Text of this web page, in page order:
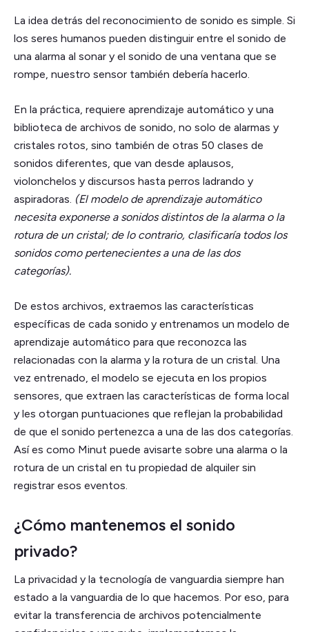
La idea detrás del reconocimiento de sonido es simple. Si
los seres humanos pueden distinguir entre el sonido de
una alarma al sonar y el sonido de una ventana que se
rompe, nuestro sensor también debería hacerlo.
En la práctica, requiere aprendizaje automático y una
biblioteca de archivos de sonido, no solo de alarmas y
cristales rotos, sino también de otras 50 clases de
sonidos diferentes, que van desde aplausos,
violonchelos y discursos hasta perros ladrando y
aspiradoras. (El modelo de aprendizaje automático
necesita exponerse a sonidos distintos de la alarma o la
rotura de un cristal; de lo contrario, clasificaría todos los
sonidos como pertenecientes a una de las dos
categorías).
De estos archivos, extraemos las características
específicas de cada sonido y entrenamos un modelo de
aprendizaje automático para que reconozca las
relacionadas con la alarma y la rotura de un cristal. Una
vez entrenado, el modelo se ejecuta en los propios
sensores, que extraen las características de forma local
y les otorgan puntuaciones que reflejan la probabilidad
de que el sonido pertenezca a una de las dos categorías.
Así es como Minut puede avisarte sobre una alarma o la
rotura de un cristal en tu propiedad de alquiler sin
registrar esos eventos.
¿Cómo mantenemos el sonido
privado?
La privacidad y la tecnología de vanguardia siempre han
estado a la vanguardia de lo que hacemos. Por eso, para
evitar la transferencia de archivos potencialmente